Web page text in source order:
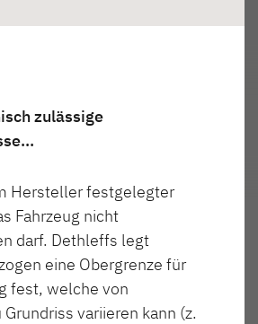
zulässige
Hersteller festgelegter
Fahrzeug nicht
darf. Dethleffs legt
eine Obergrenze für
fest, welche von
Grundriss variieren kann (z.